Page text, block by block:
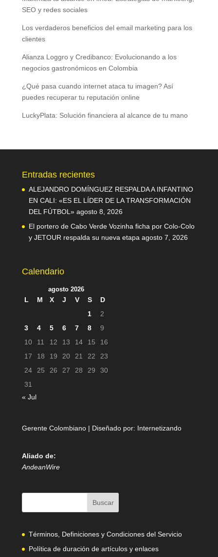
SEO y redes sociales
Los verdaderos beneficios del email marketing para los
clientes
Alianza Loggro y Credibanco: Evolucionando a los
negocios gastronómicos en Colombia
¿Qué pasa cuando internet ataca tu imagen? Así
puedes recuperar tu reputación online
LuckyPlata: Solución financiera al alcance de tu mano
Entradas recientes
ALEJANDRO DOMÍNGUEZ RESPALDA A INFANTINO
EN CALI: «ES EL LÍDER DE LA TRANSFORMACIÓN
DEL FÚTBOL» agosto 8, 2026
El portero de Cabo Verde Vozinha ficha por Colo-Colo
y JETOUR respalda su nueva etapa agosto 7, 2026
Calendario
agosto 2026
L M X J V S
D
1
2
3
4 5 6 7 8
9
10
11 12 13 14 15
16
17
18 19 20 21 22
23
24
25 26 27 28 29
30
31
« Jul
Gerente Colombiano | Diseñado por: Internetizando
Aliado de:
AndeanWire
Términos, Definiciones y Condiciones del Servicio
Política de duración de artículos y enlaces